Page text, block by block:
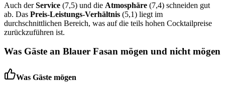
Auch derService (7,5) und die Atmosphäre (7,4) schneiden gut
ab. Das Preis-Leistungs-Verhältnis (5,1) liegt im
durchschnittlichen Bereich, was auf die teils hohen Cocktailpreise
zurückzuführen ist.
Was Gäste an Blauer Fasan mögen und nicht mögen
Was Gäste mögen